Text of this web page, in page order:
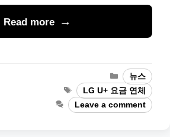
Read more
Categories
뉴스
TagsLG U+ 요금 연체
Leave a comment